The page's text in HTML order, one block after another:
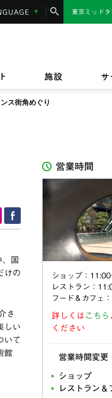
せ LANGUAGE
東京ミッド
デザイン&アート施設
7/17(金)〜8/16(日)
（PARASOLS GARDEN
規ご入会キャンペーン
ン オフィス ビルボード
コンシェルジュサービス
ペット同伴のお客様へ
ス街角めぐり
国
けの
さ
しい
いて
館
営業時間
ショップ：
レストラン：
フード＆カフェ
詳しくは こちら
ください
営業時間変更
ショップ
レストラン＆